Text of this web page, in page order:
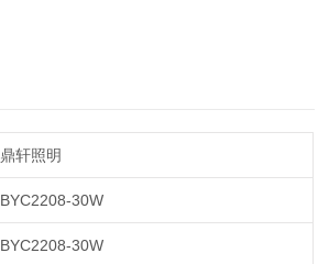
鼎轩照明
BYC2208-30W
BYC2208-30W